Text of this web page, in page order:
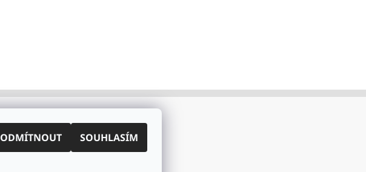
ODMÍTNOUT SOUHLASÍM